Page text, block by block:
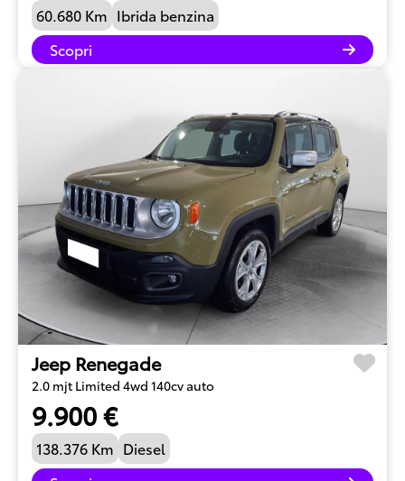
60.680 Km Ibrida benzina
Scopri
Jeep Renegade
2.0 mjt Limited 4wd 140cv auto
9.900 €
138.376 Km Diesel